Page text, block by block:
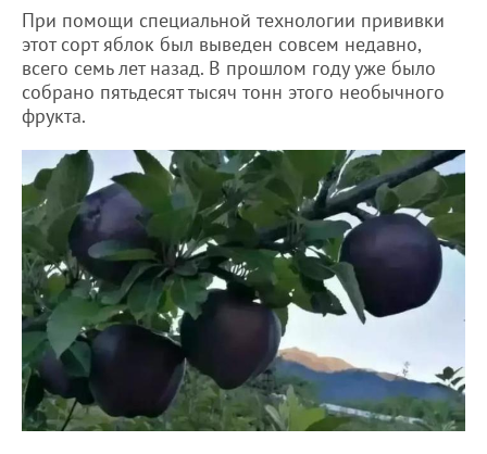
При помощи специальной технологии прививки
этот сорт яблок был выведен совсем недавно,
всего семь лет назад. В прошлом году уже было
собрано пятьдесят тысяч тонн этого необычного
фрукта.